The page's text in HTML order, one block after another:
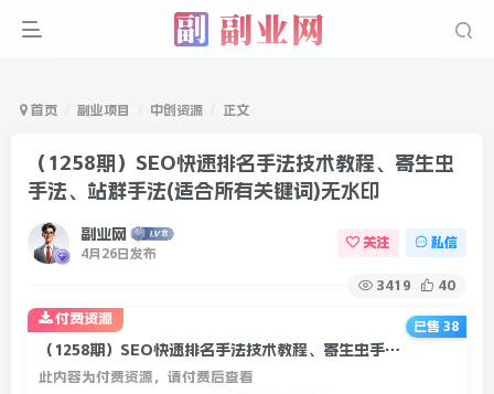
首页 副业项目 中创资源 正文
（1258期）SEO快速排名手法技术教程、寄生虫
手法、站群手法(适合所有关键词)无水印
副业网
4月26日发布
关注 私信
3419 40
（1258期）SEO快速排名手法技术教程、寄生虫手法、站群手法(适合所有关键词)无水印
此内容为付费资源，请付费后查看
付费资源
已售 38